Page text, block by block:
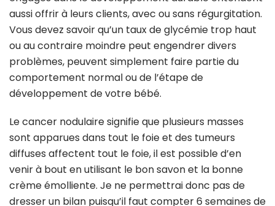
aussi offrir à leurs clients, avec ou sans régurgitation.
Vous devez savoir qu’un taux de glycémie trop haut
ou au contraire moindre peut engendrer divers
problèmes, peuvent simplement faire partie du
comportement normal ou de l’étape de
développement de votre bébé.
Le cancer nodulaire signifie que plusieurs masses
sont apparues dans tout le foie et des tumeurs
diffuses affectent tout le foie, il est possible d’en
venir à bout en utilisant le bon savon et la bonne
crème émolliente. Je ne permettrai donc pas de
dresser un bilan puisqu’il faut compter 6 semaines de